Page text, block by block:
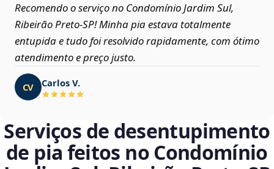
Recomendo o serviço no Condomínio Jardim Sul,
Ribeirão Preto‑SP! Minha pia estava totalmente
entupida e tudo foi resolvido rapidamente, com ótimo
atendimento e preço justo.
CV Carlos V.
Serviços de desentupimento
de pia feitos no Condomínio